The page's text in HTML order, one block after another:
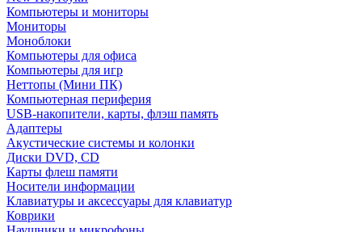
Компьютеры и мониторы
Мониторы
Моноблоки
Компьютеры для офиса
Компьютеры для игр
Неттопы (Мини ПК)
Компьютерная периферия
USB-накопители, карты, флэш память
Адаптеры
Акустические системы и колонки
Диски DVD, CD
Карты флеш памяти
Носители информации
Клавиатуры и аксессуары для клавиатур
Коврики